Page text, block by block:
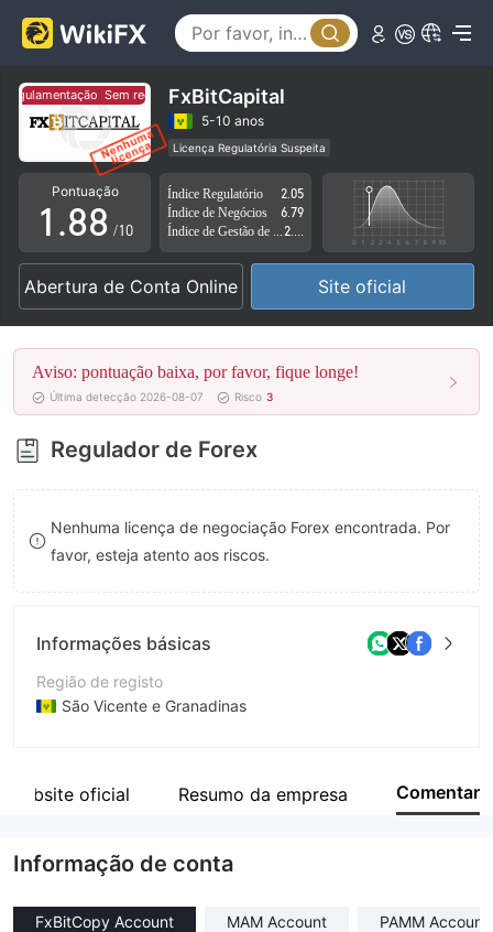
Sem regulamentaçãoFxBitCapital
5-10 anos
Licença Regulatória Suspeita
Região de negócios suspeita
Risco potencial alto
Pontuação
0
1
2
3
4
5
6
7
8
9
.
4
5
6
7
8
9
4
5
6
7
8
9
/10
Índice Regulatório
2.05
Índice de Negócios
6.79
Abertura de Conta Online Site oficial
Aviso: pontuação baixa, por favor, fique longe!
Última detecção 2026-08-07 Risco 3
Regulador de Forex
Nenhuma licença de negociação Forex encontrada. Por
favor, esteja atento aos riscos.
Informações básicas
Região de registo
São Vicente e Granadinas
Empresa
website oficial Resumo da empresa Comentar
Informação de conta
FxBitCopy Account MAM Account PAMM Account